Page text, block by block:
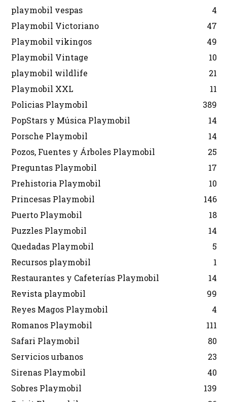
playmobil vespas
4
Playmobil Victoriano
47
Playmobil vikingos
49
Playmobil Vintage
10
playmobil wildlife
21
Playmobil XXL
11
Policias Playmobil
389
PopStars y Música Playmobil
14
Porsche Playmobil
14
Pozos, Fuentes y Árboles Playmobil
25
Preguntas Playmobil
17
Prehistoria Playmobil
10
Princesas Playmobil
146
Puerto Playmobil
18
Puzzles Playmobil
14
Quedadas Playmobil
5
Recursos playmobil
1
Restaurantes y Cafeterías Playmobil
14
Revista playmobil
99
Reyes Magos Playmobil
4
Romanos Playmobil
111
Safari Playmobil
80
Servicios urbanos
23
Sirenas Playmobil
40
Sobres Playmobil
139